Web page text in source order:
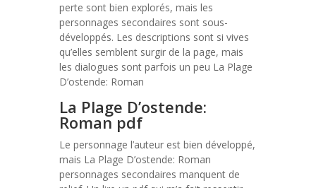
perte sont bien explorés, mais les
personnages secondaires sont sous-
développés. Les descriptions sont si vives
qu’elles semblent surgir de la page, mais
les dialogues sont parfois un peu La Plage
D’ostende: Roman
La Plage D’ostende:
Roman pdf
Le personnage l’auteur est bien développé,
mais La Plage D’ostende: Roman
personnages secondaires manquent de